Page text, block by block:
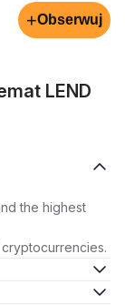
+Obserwuj
LEND
the highest